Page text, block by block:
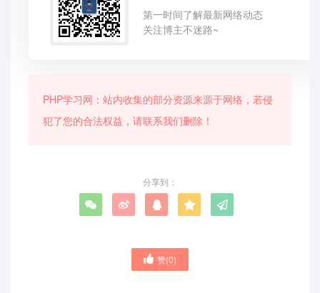
第一时间了解最新网络动态
关注博主不迷路~
PHP学习网：站内收集的部分资源来源于网络，若侵
犯了您的合法权益，请联系我们删除！
分享到：
赞(0)